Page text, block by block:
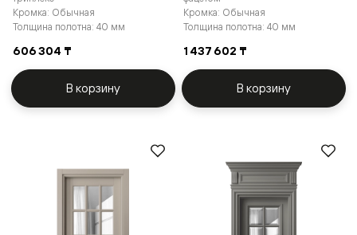
Кромка: Обычная
Толщина полотна: 40 мм
606 304 ₸
В корзину
Кромка: Обычная
Толщина полотна: 40 мм
1 437 602 ₸
В корзину